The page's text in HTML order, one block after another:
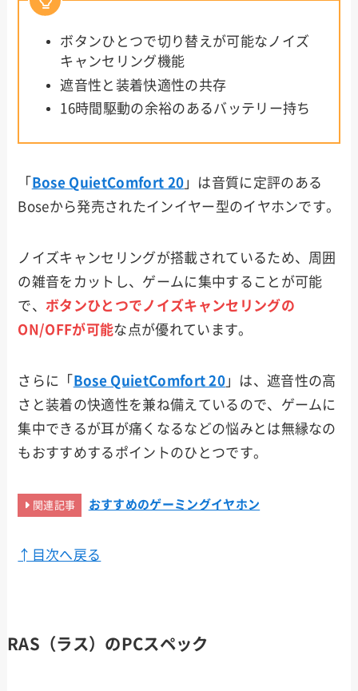
ボタンひとつで切り替えが可能なノイズ
キャンセリング機能
遮音性と装着快適性の共存
16時間駆動の余裕のあるバッテリー持ち
「 Bose QuietComfort 20 」は音質に定評のある
Boseから発売されたインイヤー型のイヤホンです。
ノイズキャンセリングが搭載されているため、周囲
の雑音をカットし、ゲームに集中することが可能
で、 ボタンひとつでノイズキャンセリングの
ON/OFFが可能な点が優れています。
さらに「 Bose QuietComfort 20 」は、遮音性の高
さと装着の快適性を兼ね備えているので、ゲームに
集中できるが耳が痛くなるなどの悩みとは無縁なの
もおすすめするポイントのひとつです。
関連記事 おすすめのゲーミングイヤホン
↑目次へ戻る
RAS（ラス）のPCスペック